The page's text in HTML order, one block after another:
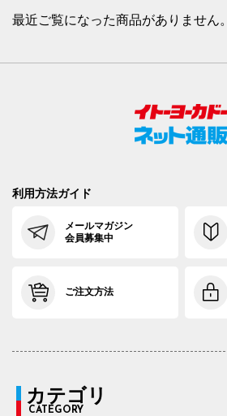
最近ご覧になった商品がありません。
利用方法ガイド
メールマガジン
会員募集中
ご注文方法
カテゴリ
CATEGORY